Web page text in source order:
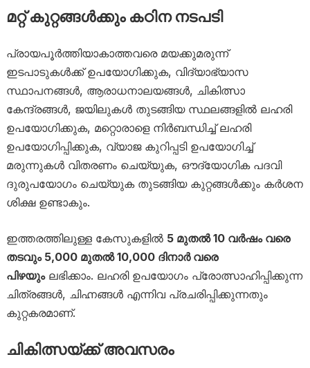
മറ്റ് കുറ്റങ്ങൾക്കും കഠിന നടപടി
പ്രായപൂർത്തിയാകാത്തവരെ മയക്കുമരുന്ന്
ഇടപാടുകൾക്ക് ഉപയോഗിക്കുക, വിദ്യാഭ്യാസ
സ്ഥാപനങ്ങൾ, ആരാധനാലയങ്ങൾ, ചികിത്സാ
കേന്ദ്രങ്ങൾ, ജയിലുകൾ തുടങ്ങിയ സ്ഥലങ്ങളിൽ ലഹരി
ഉപയോഗിക്കുക, മറ്റൊരാളെ നിർബന്ധിച്ച് ലഹരി
ഉപയോഗിപ്പിക്കുക, വ്യാജ കുറിപ്പടി ഉപയോഗിച്ച്
മരുന്നുകൾ വിതരണം ചെയ്യുക, ഔദ്യോഗിക പദവി
ദുരുപയോഗം ചെയ്യുക തുടങ്ങിയ കുറ്റങ്ങൾക്കും കർശന
ശിക്ഷ ഉണ്ടാകും.
ഇത്തരത്തിലുള്ള കേസുകളിൽ 5 മുതൽ 10 വർഷം വരെ
തടവും 5,000 മുതൽ 10,000 ദിനാർ വരെ
പിഴയുംലഭിക്കാം. ലഹരി ഉപയോഗം പ്രോത്സാഹിപ്പിക്കുന്ന
ചിത്രങ്ങൾ, ചിഹ്നങ്ങൾ എന്നിവ പ്രചരിപ്പിക്കുന്നതും
കുറ്റകരമാണ്.
ചികിത്സയ്ക്ക് അവസരം